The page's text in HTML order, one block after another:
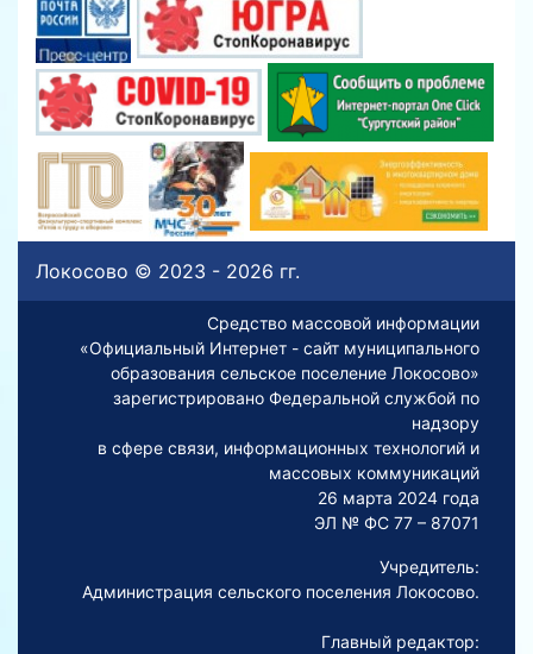
Локосово © 2023 - 2026 гг.
Средство массовой информации
«Официальный Интернет - сайт муниципального
образования сельское поселение Локосово»
зарегистрировано Федеральной службой по
надзору
в сфере связи, информационных технологий и
массовых коммуникаций
26 марта 2024 года
ЭЛ № ФС 77 – 87071
Учредитель:
Администрация сельского поселения Локосово.
Главный редактор: